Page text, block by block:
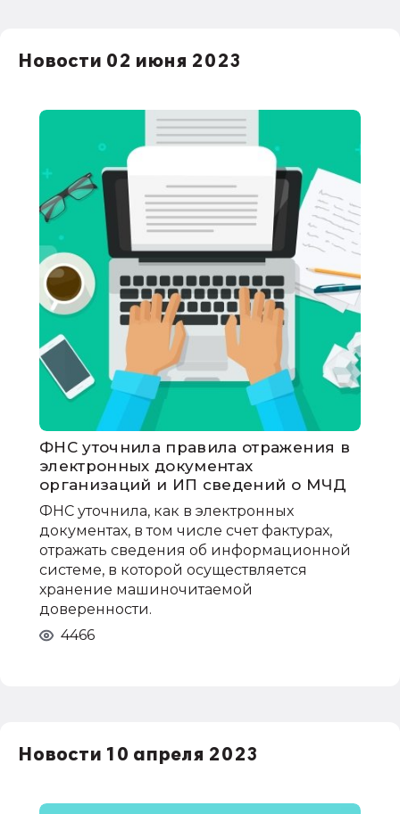
Новости 02 июня 2023
ФНС уточнила правила отражения в
электронных документах
организаций и ИП сведений о МЧД
ФНС уточнила, как в электронных
документах, в том числе счет фактурах,
отражать сведения об информационной
системе, в которой осуществляется
хранение машиночитаемой
доверенности.
4466
Новости 10 апреля 2023